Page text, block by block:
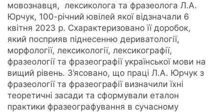
мовознавця, лексиколога та фразеолога Л.А.
Юрчук, 100-річний ювілей якої відзначали 6
квітня 2023 р. Схарактеризовано її доробок,
який посприяв піднесенню дериватології,
морфології, лексикології, лексикографії,
фразеології та фразеографії української мови на
вищий рівень. З’ясовано, що праці Л.А. Юрчук з
фразеології та фразеографії визначили їхні
теоретичні засади та сформували еталон
практики фразеографування в сучасному